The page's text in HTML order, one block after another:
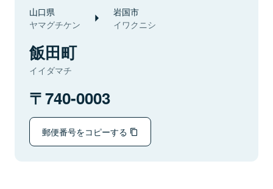
山口県
ヤマグチケン
岩国市
イワクニシ
飯田町
イイダマチ
740-0003
郵便番号をコピーする